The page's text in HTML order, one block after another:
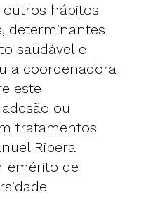
hábitos
determinantes
saudável e
a coordenadora
este
ou
tratamentos
Ribera
emérito de